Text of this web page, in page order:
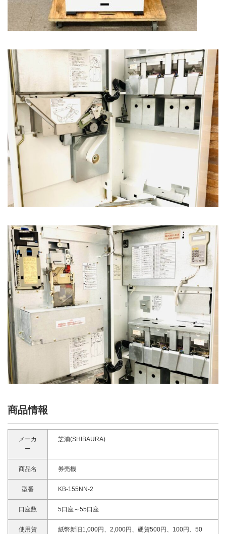
商品情報
メーカ
ー
芝浦(SHIBAURA)
商品名 券売機
型番 KB-155NN-2
口座数 5口座～55口座
使用貨
紙幣新旧1,000円、2,000円、硬貨500円、100円、50